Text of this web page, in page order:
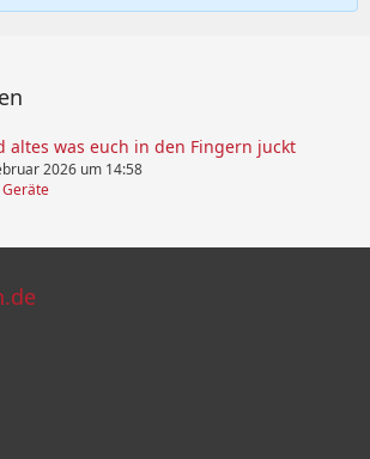
altes was euch in den Fingern juckt
2026 um 14:58